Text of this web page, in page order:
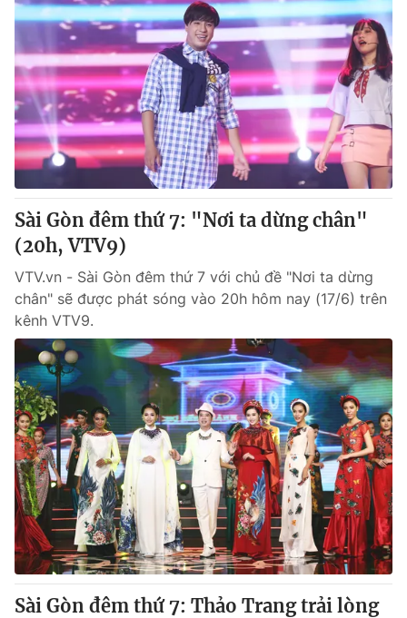
Sài Gòn đêm thứ 7: "Nơi ta dừng chân"
(20h, VTV9)
VTV.vn - Sài Gòn đêm thứ 7 với chủ đề "Nơi ta dừng
chân" sẽ được phát sóng vào 20h hôm nay (17/6) trên
kênh VTV9.
Sài Gòn đêm thứ 7: Thảo Trang trải lòng